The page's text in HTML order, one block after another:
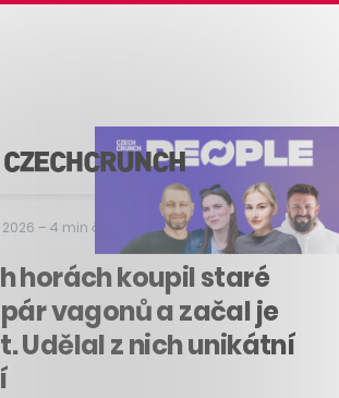
2026 – 4 min čtení
horách koupil staré
vagonů a začal je
Udělal z nich unikátní